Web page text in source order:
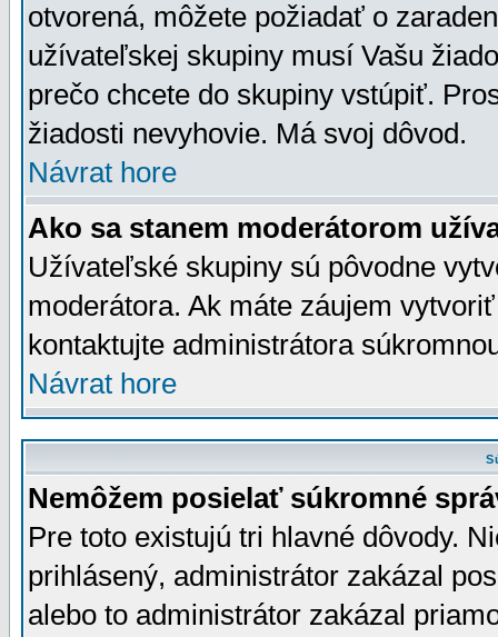
otvorená, môžete požiadať o
užívateľskej skupiny musí Vašu
prečo chcete do skupiny vstúpiť.
žiadosti nevyhovie. Má svoj dôvod.
Návrat hore
Ako sa stanem moderátorom
Užívateľské skupiny sú pôvodne
moderátora. Ak máte záujem
kontaktujte administrátora
Návrat hore
Nemôžem posielať súkromné
Pre toto existujú tri hlavné dôvody.
prihlásený, administrátor zakázal
alebo to administrátor zakázal